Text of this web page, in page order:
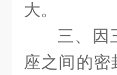
大。
三、因
座之间的